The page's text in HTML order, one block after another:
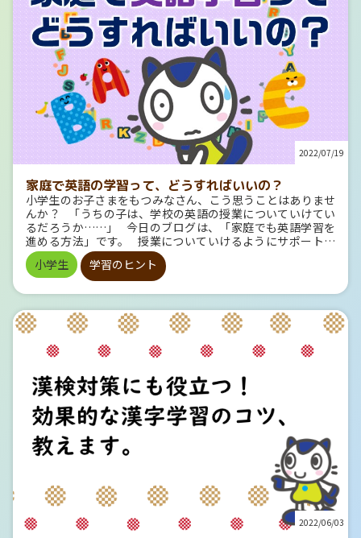
件としてあげられます。 米の収穫量が多い都道府県BEST5
を見てみると、 となっています。 （資料：農林水産省「作
物統計調査」令和4年2月28日公開） どれも、さきほど紹介
した品種がとれる地域ですね！ 地図を眺めてみると、それぞ
れ平野があり、川の近くに位置していることがわかります。
しかし、たとえば北海道は昔から「米どころ」だったわけで
はありません。 寒冷な土地でも美味しくできるように、お米
の品種改良を重ねた結果、 「ゆめぴりか」などの品種が生ま
れたのです。 どうやって作られているか、想像しながら食
べてみよう！ 普段食べている米や野菜などの農産物は、自動
的にぽこぽこ生み出されているわけではなく、 農家の人たち
が、自然とうまく付き合いながら、作っているものです。
新米を食べるときにも、そういう背景を考えながら食べる
と、 よりおいしく感じられるかもしれません！ ★今日食べ
たお米はどの地域でとれたのか？ ★その地域の地形や気候
は？ ★品種の名前の由来は？ 気になったことを調べてみる
と、社会科の農業の単元にもつながってきますよ。
ィアが生まれるかもしれません。 誘惑を退ける！ 宿題に集
中して取り組める環境を整えることも大切です。 テレビ、ゲ
ーム、スマートフォンなど誘惑になりそうなものは、 宿題の
時間は遠ざけておいたほうが良いかもしれません。 スケ
ジュールを組もう！ 夏休みの残り時間から逆算して、宿題に
取り組むスケジュールを組みましょう。 宿題の中には1日で
終わらないものもあります。 何から手をつけるべきかを考え
ましょう。 また、問題集やプリントは1日〇ページや〇枚な
ど目標を決めて、 取り組む時間を見積もりましょう。 個別
の宿題攻略法 ここからは、個別の宿題をやり遂げるためのヒ
ントをお伝えします。 読書感想文 読書感想文は、本を読む
のにも、感想文を書くのにもそれなりに時間がかかるので、
らよいかわからない…」、「どうすればうまくかけるかわか
らない…」という人はこちらの記事を参照してください。 誰
でも上手に読書感想文を書く方法を紹介しています。 自由
研究 自由研究のネタに困ったら、インターネットで「夏休
み 自由研究」と検索してみましょう。 そうすれば、いろい
ろな自由研究のテーマやアイディアが出てくるでしょう。 と
くに、Gakkenキッズネットの「夏休み自由研究プロジェク
ト」は、興味のあるテーマや学年から自分にぴったりの自由
研究を選べるのでおすすめです。 身近なものを使って、数
時間でできる研究もたくさんあります。 その中から、興味が
あるものを実際にやってみましょう。 同じ実験でも、自分な
りに予想をしたり、考察したりすることで、それはネット記
事の真似ではなく、あなたの自由研究になります。 こちらの
記事では、身近なものですぐにできる自由研究を紹介してい
ます。 工作 こちらもインターネットで調べれば、いろいろ
なアイディアが出てきます。 創意工夫をこらせば、特別な素
材や道具がなくても面白いものがつくれます。 こちらの記事
では、家に今ある材料を使って、短時間で工作した例を紹介
していますので、参考にしてください。 日記・絵日記 日記
はその日のうち書くものです。 ただ、さぼって書いていない
日もあるかもしれません。 「何をやったかどうしても思い出
せない…」という場合は、その日のニュースを調べて、感想
を書いてみてはどうでしょうか？ 問題集・プリント 学習習
慣と学力をつけるには、夏休みのはじめから終わりまでコン
スタントに取り組むのが理想です。 …が！ さぼっていたな
ら仕方ありません！ いまからでもやるしかないのです！ あ
2022/07/19
家庭で英語の学習って、どうすればいいの？
小学生のお子さまをもつみなさん、こう思うことはありませ
んか？ 「うちの子は、学校の英語の授業についていけてい
るだろうか……」 今日のブログは、「家庭でも英語学習を
進める方法」です。 授業についていけるようにサポートし
てあげたい！ とはいえ、自分が小学校のときは英語の授業は
なかったからどうすれば…… そんなときの道しるべとし
て、少しでも立てれば幸いです！ こんなにある！ メディ
アを使った英語勉強法 英語のラジオ講座や、テレビ番組をご
覧になったことはありますか？ 昨今、色々なメディアが各
種の英語コンテンツを提供しています。それぞれのメリット
とデメリットを簡単にまとめてみました。 これらのメデ
ィアは無料のサービスが多く、安心して英語学習をスタート
イズして使いましょう！ 学習参考書も使いながら勉強し
てみよう テレビやラジオでの学習も効果的ですが、 学校で習
う文法や単語に合わせた学習もできると完璧ですね。 そこで
おすすめなのが、学習参考書を使った学習です。 学習参考
書は、学校で習う内容を踏まえて作られているだけではな
く、 楽しく着実に力を付けられる工夫がたっぷりです。 小
学教科書ワーク 英語 たとえば、『教科書ワーク』の英語
は、オールカラーでイラストもたっぷりという内容面の取り
組みやすさだけでなく……付録がとても豪華です！ 英語練
習ノート わくわく英語カード わくわくポスター 実力判定テ
スト 音声配信・ダウンロード 文理のはつおん上達アプリ お
ん達 動画 CBT 小学教科書ワーク ▶シリーズページはこち
小学生 学習のヒント
2022/06/03